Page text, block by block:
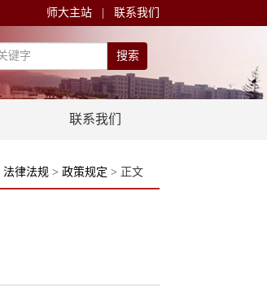
师大主站| 联系我们
搜索
联系我们
法律法规 > 政策规定 > 正文